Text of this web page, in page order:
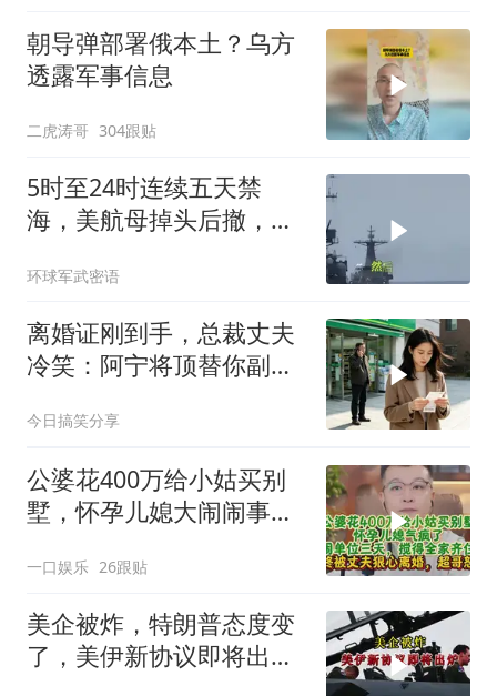
朝导弹部署俄本土？乌方
透露军事信息
二虎涛哥 304跟贴
5时至24时连续五天禁
海，美航母掉头后撤，黄
环球军武密语
离婚证刚到手，总裁丈夫
冷笑：阿宁将顶替你副总
今日搞笑分享
公婆花400万给小姑买别
墅，怀孕儿媳大闹闹事，
一口娱乐 26跟贴
美企被炸，特朗普态度变
了，美伊新协议即将出